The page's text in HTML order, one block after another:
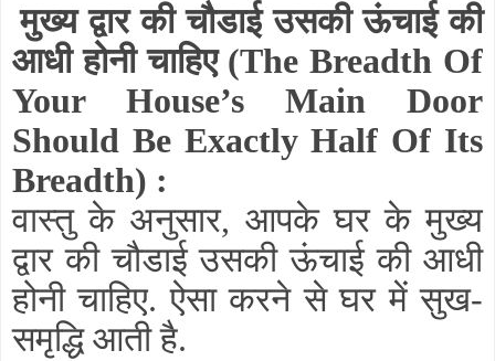
मुख्य द्वार की चौडाई उसकी ऊंचाई की
आधी होनी चाहिए(The Breadth Of
Your House’s Main Door
Should Be Exactly Half Of Its
Breadth) :
वास्तु के अनुसार, आपके घर के मुख्य
द्वार की चौडाई उसकी ऊंचाई की आधी
होनी चाहिए. ऐसा करने से घर में सुख-
समृद्धि आती है.